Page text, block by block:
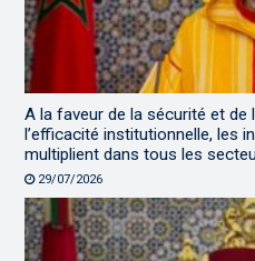
A la faveur de la sécurité et de
l’efficacité institutionnelle, les
multiplient dans tous les
29/07/2026